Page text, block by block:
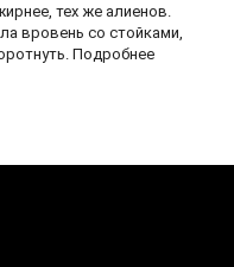
тех же алиенов.
вровень со стойками,
Подробнее